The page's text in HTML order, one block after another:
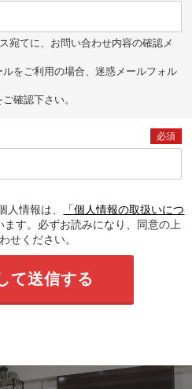
宛てに、お問い合わせ内容の確認メ
をご利用の場合、迷惑メールフォル
確認下さい。
必須
情報は、
「個人情報の取扱いにつ
す。必ずお読みになり、同意の上
せください。
て送信する